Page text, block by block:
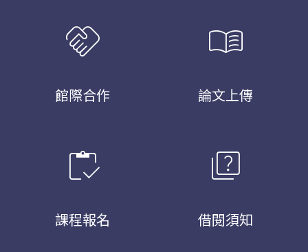
handshake
館際合作
menu_book
論文上傳
inventory
課程報名
quiz
借閱須知